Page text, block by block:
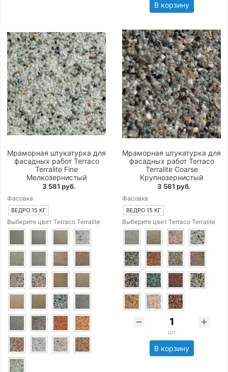
В корзину
Мраморная штукатурка для
фасадных работ Terraco
Terralite Fine
Мелкозернистый
3 581 руб.
Фасовка
ВЕДРО 15 КГ
Выберите цвет Terraco Terralite
Мраморная штукатурка для
фасадных работ Terraco
Terralite Coarse
Крупнозернистый
3 581 руб.
Фасовка
ВЕДРО 15 КГ
Выберите цвет Terraco Terralite
шт
В корзину